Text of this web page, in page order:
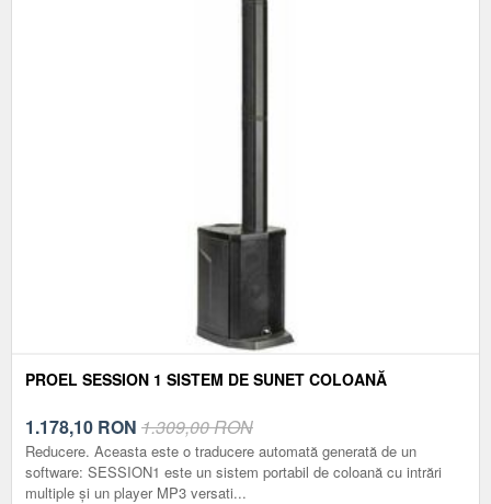
PROEL SESSION 1 SISTEM DE SUNET COLOANĂ
1.178,10 RON 1.309,00 RON
Reducere. Aceasta este o traducere automată generată de un
software: SESSION1 este un sistem portabil de coloană cu intrări
multiple și un player MP3 versati...